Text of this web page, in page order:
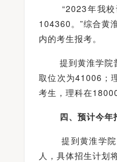
“2023年我校计
104360。”综合黄
内的考生报考。
提到黄淮学院普
取位次为41006；
考生，理科在
四、 预计今年
提到黄淮学院今
人，具体招生计划